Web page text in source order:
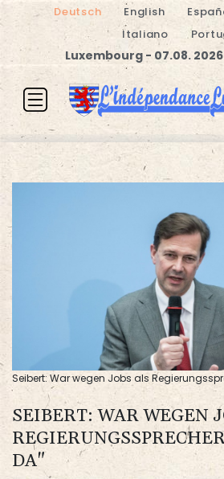
Deutsch English
Italiano
Luxembourg - 07.08.
Seibert: War wegen Jobs als
SEIBERT: WAR WEGEN
DA"